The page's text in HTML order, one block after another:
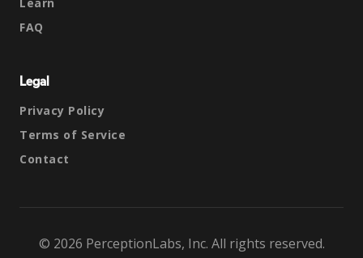
Learn
FAQ
Legal
Privacy Policy
Terms of Service
Contact
© 2026 PerceptionLabs, Inc. All rights reserved.